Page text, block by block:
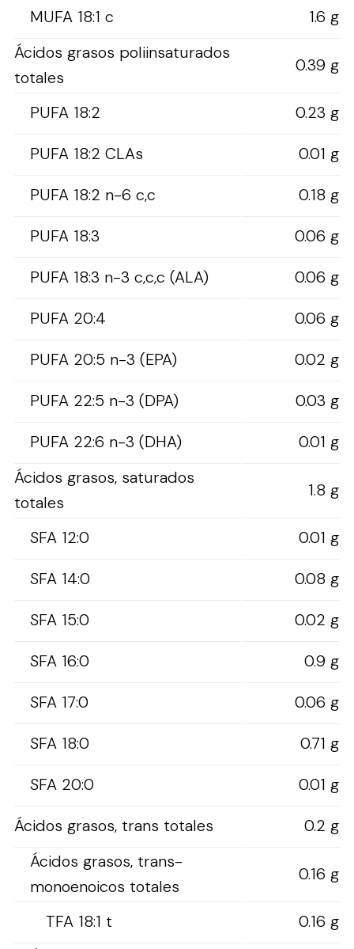
MUFA 18:1 c
1.6 g
Ácidos grasos poliinsaturados
totales
0.39 g
PUFA 18:2
0.23 g
PUFA 18:2 CLAs
0.01 g
PUFA 18:2 n-6 c,c
0.18 g
PUFA 18:3
0.06 g
PUFA 18:3 n-3 c,c,c (ALA)
0.06 g
PUFA 20:4
0.06 g
PUFA 20:5 n-3 (EPA)
0.02 g
PUFA 22:5 n-3 (DPA)
0.03 g
PUFA 22:6 n-3 (DHA)
0.01 g
Ácidos grasos, saturados
totales
1.8 g
SFA 12:0
0.01 g
SFA 14:0
0.08 g
SFA 15:0
0.02 g
SFA 16:0
0.9 g
SFA 17:0
0.06 g
SFA 18:0
0.71 g
SFA 20:0
0.01 g
Ácidos grasos, trans totales
0.2 g
Ácidos grasos, trans-
monoenoicos totales
0.16 g
TFA 18:1 t
0.16 g